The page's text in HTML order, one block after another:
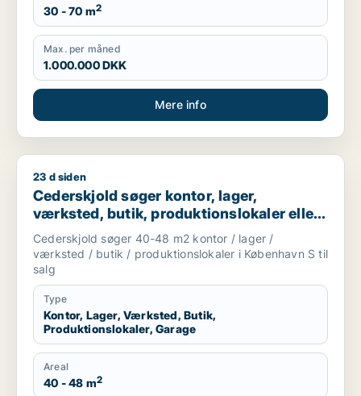
30 - 70 m2
Max. per måned
1.000.000 DKK
Mere info
Cederskjold søger kontor, lager, værksted, butik,
23 d siden
Cederskjold søger kontor, lager,
værksted, butik, produktionslokaler eller
garage til salg i København S
Cederskjold søger 40-48 m2 kontor / lager /
værksted / butik / produktionslokaler i København S til
salg
Type
Kontor, Lager, Værksted, Butik,
Produktionslokaler, Garage
Areal
40 - 48 m2